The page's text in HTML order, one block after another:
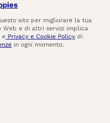
sito per migliorare la tua
Web e di altri servizi implica
e Privacy e Cookie Policy di
in ogni momento.